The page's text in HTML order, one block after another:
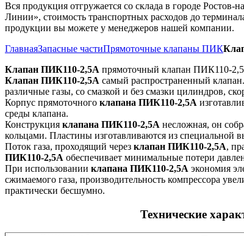
Вся продукция отгружается со склада в городе
Линии», стоимость транспортных расходов до
продукции вы можете у менеджеров нашей компании.
ГлавнаяЗапасные частиПрямоточные клапаны ПИК
Клапан ПИК110-2,5А прямоточный клапан ПИК110-
Клапан ПИК110-2,5А самый распространенный
различные газы, со смазкой и без смазки цилиндров,
Корпус прямоточного клапана ПИК110-2,5А
среды клапана.
Конструкция клапана ПИК110-2,5А несложная, он
кольцами. Пластины изготавливаются из специальной
Поток газа, проходящий через клапан ПИК110-2,5А,
ПИК110-2,5А обеспечивает минимальные потери
При использовании клапана ПИК110-2,5А экономия
сжимаемого газа, производительность компрессора
практически бесшумно.
Технические